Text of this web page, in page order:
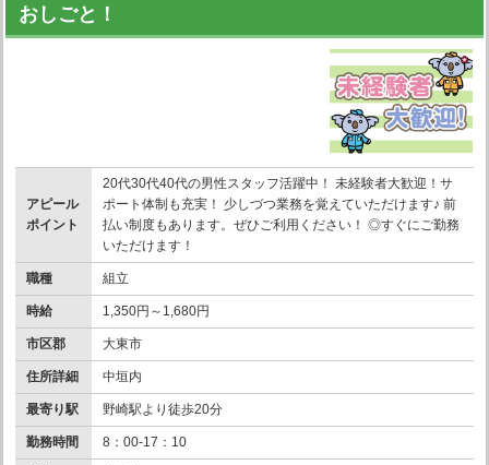
おしごと！
アピール
ポイント
20代30代40代の男性スタッフ活躍中！ 未経験者大歓迎！サ
ポート体制も充実！ 少しづつ業務を覚えていただけます♪ 前
払い制度もあります。ぜひご利用ください！ ◎すぐにご勤務
いただけます！
職種 組立
時給 1,350円～1,680円
市区郡 大東市
住所詳細 中垣内
最寄り駅 野崎駅より徒歩20分
勤務時間 8：00-17：10